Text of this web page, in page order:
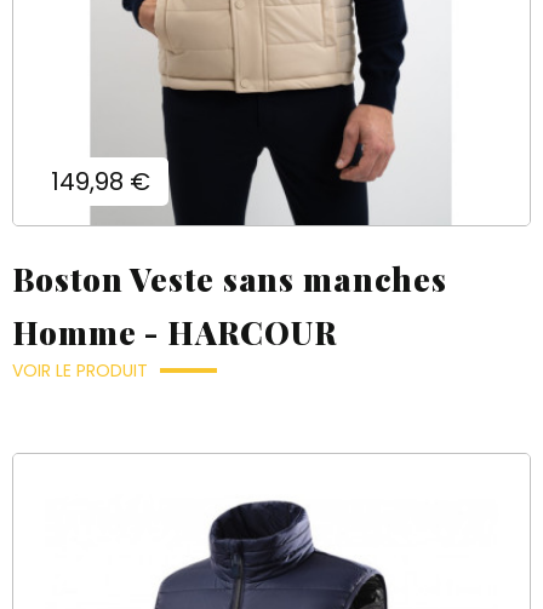
Prix
149,98 €
Boston Veste sans manches
Homme - HARCOUR
VOIR LE PRODUIT